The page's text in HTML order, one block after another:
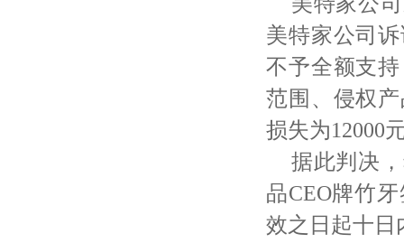
美特家公司
不予全额支
范围、侵权
损失为12000
据此判决
品CEO牌竹
效之日起十日